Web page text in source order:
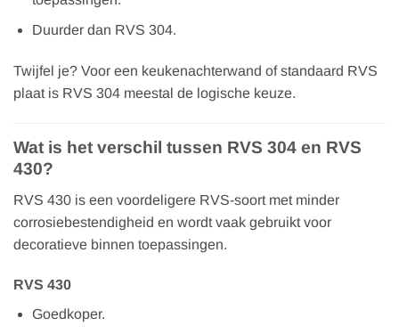
Duurder dan RVS 304.
Twijfel je? Voor een keukenachterwand of standaard RVS
plaat is RVS 304 meestal de logische keuze.
Wat is het verschil tussen RVS 304 en RVS
430?
RVS 430 is een voordeligere RVS-soort met minder
corrosiebestendigheid en wordt vaak gebruikt voor
decoratieve binnen toepassingen.
RVS 430
Goedkoper.